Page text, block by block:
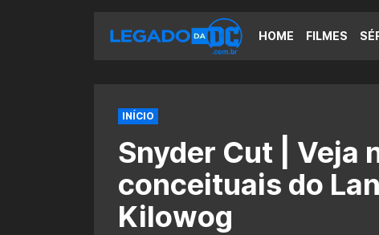
HOME FILMES
INÍCIO
Snyder Cut | Veja
conceituais do
Kilowog